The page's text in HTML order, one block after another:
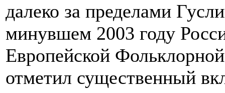
далеко за пределами
минувшем 2003 году
Европейской
отметил существенный